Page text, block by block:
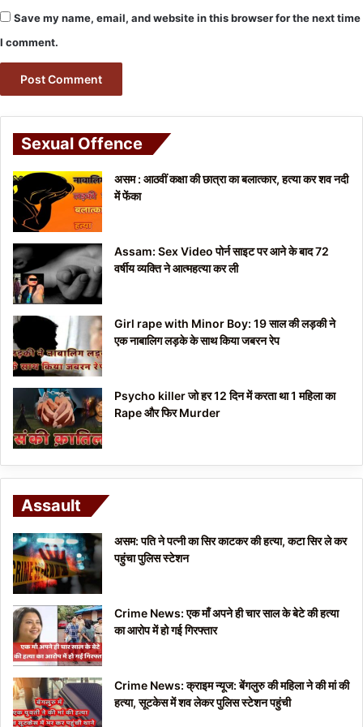
Save my name, email, and website in this browser for the next time
I comment.
Sexual Offence
असम : आठवीं कक्षा की छात्रा का बलात्कार, हत्या कर शव नदी
में फेंका
Assam: Sex Video पोर्न साइट पर आने के बाद 72
वर्षीय व्यक्ति ने आत्महत्या कर ली
Girl rape with Minor Boy: 19 साल की लड़की ने
एक नाबालिग लड़के के साथ किया जबरन रेप
Psycho killer जो हर 12 दिन में करता था 1 महिला का
Rape और फिर Murder
Assault
असम: पति ने पत्नी का सिर काटकर की हत्या, कटा सिर ले कर
पहुंचा पुलिस स्टेशन
Crime News: एक माँ अपने ही चार साल के बेटे की हत्या
का आरोप में हो गई गिरफ्तार
Crime News: क्राइम न्यूज: बेंगलुरु की महिला ने की मां की
हत्या, सूटकेस में शव लेकर पुलिस स्टेशन पहुंची